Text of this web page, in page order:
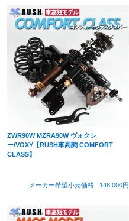
ZWR90W MZRA90W ヴォクシ
ー/VOXY【RUSH車高調 COMFORT
CLASS】
メーカー希望小売価格 148,000円